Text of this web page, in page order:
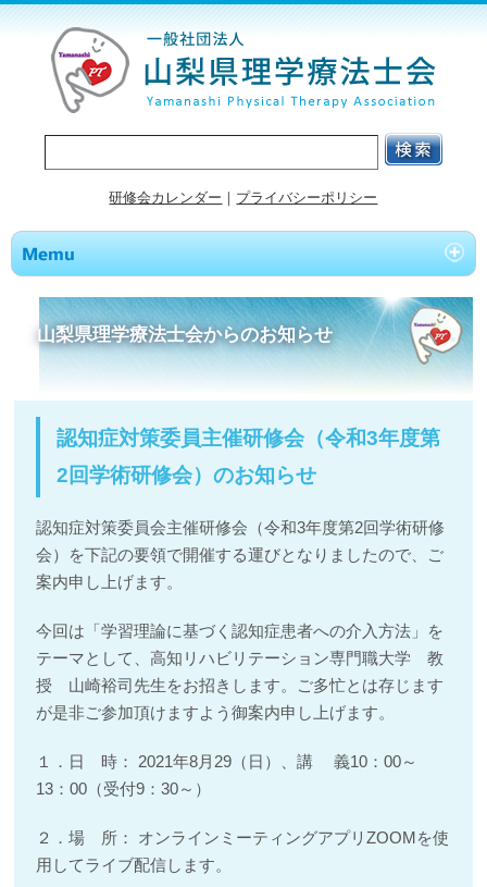
研修会カレンダー ｜ プライバシーポリシー
山梨県理学療法士会からのお知らせ
認知症対策委員主催研修会（令和3年度第
2回学術研修会）のお知らせ
認知症対策委員会主催研修会（令和3年度第2回学術研修
会）を下記の要領で開催する運びとなりましたので、ご
案内申し上げます。
今回は「学習理論に基づく認知症患者への介入方法」を
テーマとして、高知リハビリテーション専門職大学 教
授 山崎裕司先生をお招きします。ご多忙とは存じます
が是非ご参加頂けますよう御案内申し上げます。
１．日 時： 2021年8月29（日）、講 義10：00～
13：00（受付9：30～）
２．場 所： オンラインミーティングアプリZOOMを使
用してライブ配信します。